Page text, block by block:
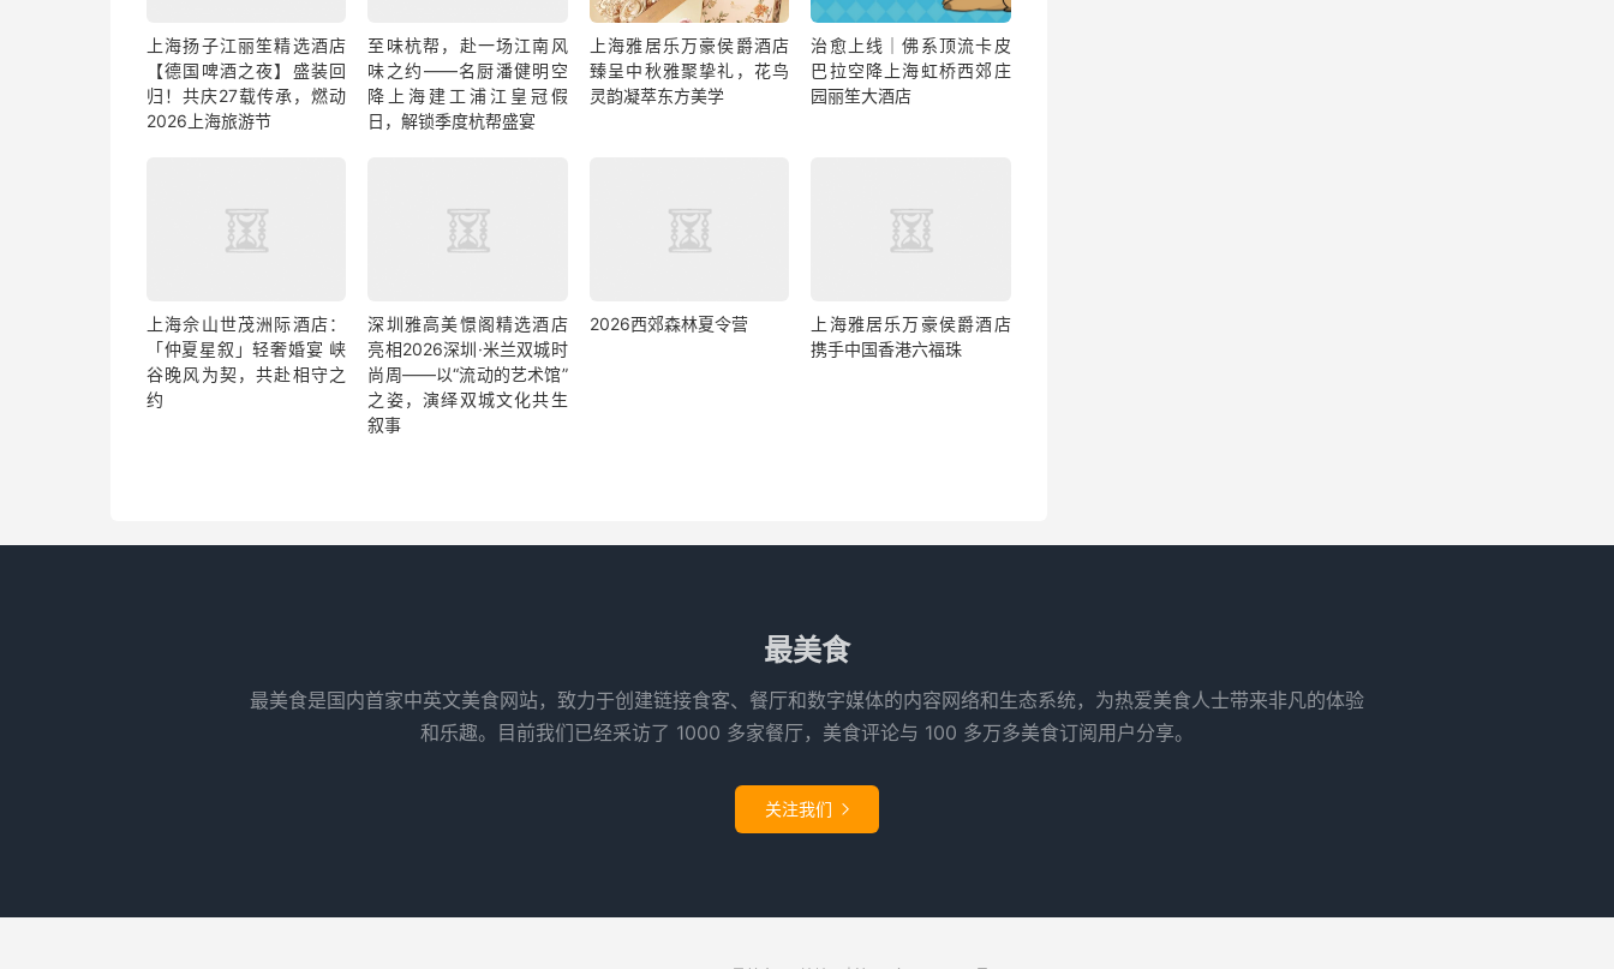
上海扬子江丽笙精选酒店
【德国啤酒之夜】盛装回
归！共庆27载传承，燃动
2026上海旅游节
至味杭帮，赴一场江南风
味之约——名厨潘健明空
降上海建工浦江皇冠假
日，解锁季度杭帮盛宴
上海雅居乐万豪侯爵酒店
臻呈中秋雅聚挚礼，花鸟
灵韵凝萃东方美学
治愈上线｜佛系顶流卡皮
巴拉空降上海虹桥西郊庄
园丽笙大酒店
上海佘山世茂洲际酒店：
「仲夏星叙」轻奢婚宴 峡
谷晚风为契，共赴相守之
约
深圳雅高美憬阁精选酒店
亮相2026深圳·米兰双城时
尚周——以“流动的艺术馆”
之姿，演绎双城文化共生
叙事
2026西郊森林夏令营
上海雅居乐万豪侯爵酒店
携手中国香港六福珠
最美食
最美食是国内首家中英文美食网站，致力于创建链接食客、餐厅和数字媒体的内容网络和生态系统，为热爱美食人士带来非凡的体验
和乐趣。目前我们已经采访了 1000 多家餐厅，美食评论与 100 多万多美食订阅用户分享。
关注我们 